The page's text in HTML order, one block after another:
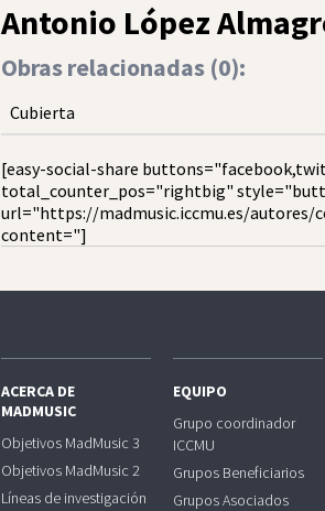
Antonio López
Obras relacionadas (0):
Cubierta
[easy-social-share
total_counter_pos="rightbig"
url="https://madmusic.iccmu.es/
content="]
ACERCA DE
MADMUSIC
Objetivos MadMusic 3
Objetivos MadMusic 2
Líneas de investigación
EQUIPO
Grupo coordinador
ICCMU
Grupos Beneficiarios
Grupos Asociados